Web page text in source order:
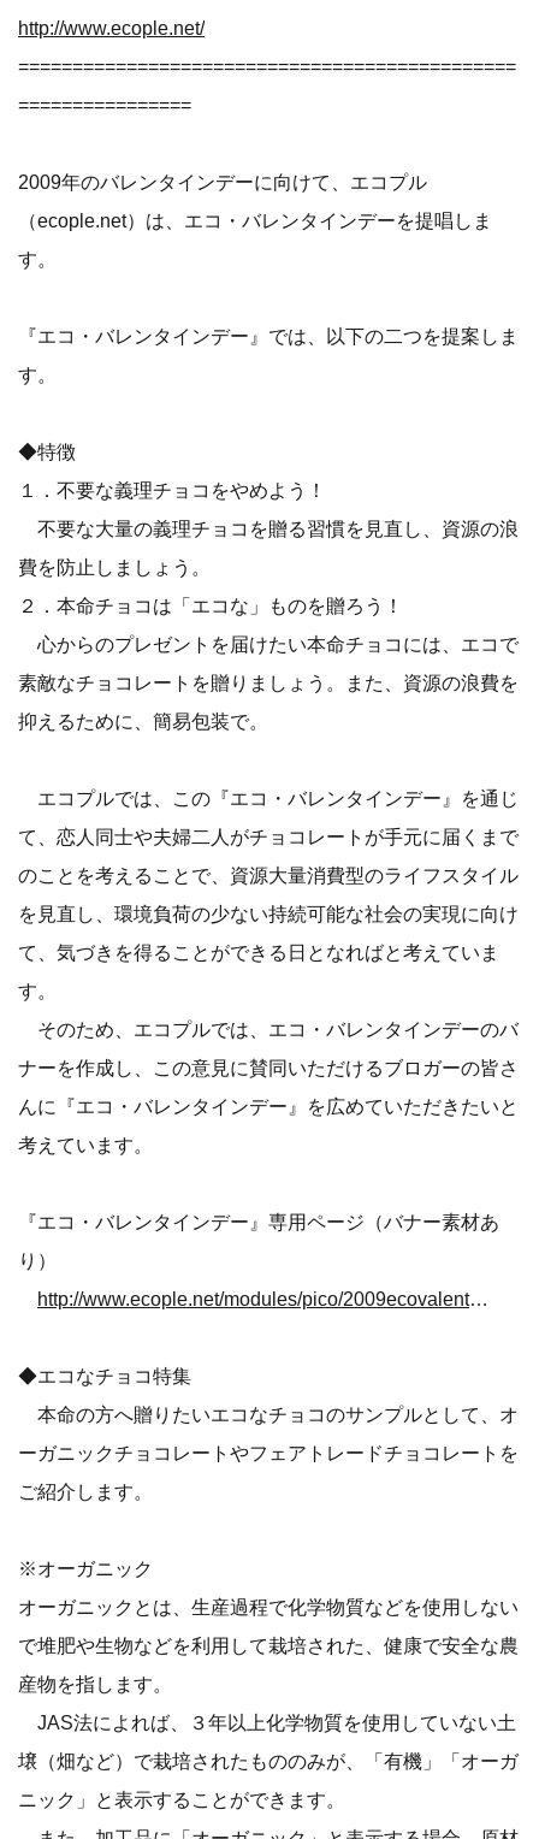
http://www.ecople.net/
==============================================
================
2009年のバレンタインデーに向けて、エコプル
（ecople.net）は、エコ・バレンタインデーを提唱しま
す。
『エコ・バレンタインデー』では、以下の二つを提案しま
す。
◆特徴
１．不要な義理チョコをやめよう！
不要な大量の義理チョコを贈る習慣を見直し、資源の浪
費を防止しましょう。
２．本命チョコは「エコな」ものを贈ろう！
心からのプレゼントを届けたい本命チョコには、エコで
素敵なチョコレートを贈りましょう。また、資源の浪費を
抑えるために、簡易包装で。
エコプルでは、この『エコ・バレンタインデー』を通じ
て、恋人同士や夫婦二人がチョコレートが手元に届くまで
のことを考えることで、資源大量消費型のライフスタイル
を見直し、環境負荷の少ない持続可能な社会の実現に向け
て、気づきを得ることができる日となればと考えていま
す。
そのため、エコプルでは、エコ・バレンタインデーのバ
ナーを作成し、この意見に賛同いただけるブロガーの皆さ
んに『エコ・バレンタインデー』を広めていただきたいと
考えています。
『エコ・バレンタインデー』専用ページ（バナー素材あ
り）
http://www.ecople.net/modules/pico/2009ecovalentine.html
◆エコなチョコ特集
本命の方へ贈りたいエコなチョコのサンプルとして、オ
ーガニックチョコレートやフェアトレードチョコレートを
ご紹介します。
※オーガニック
オーガニックとは、生産過程で化学物質などを使用しない
で堆肥や生物などを利用して栽培された、健康で安全な農
産物を指します。
JAS法によれば、３年以上化学物質を使用していない土
壌（畑など）で栽培されたもののみが、「有機」「オーガ
ニック」と表示することができます。